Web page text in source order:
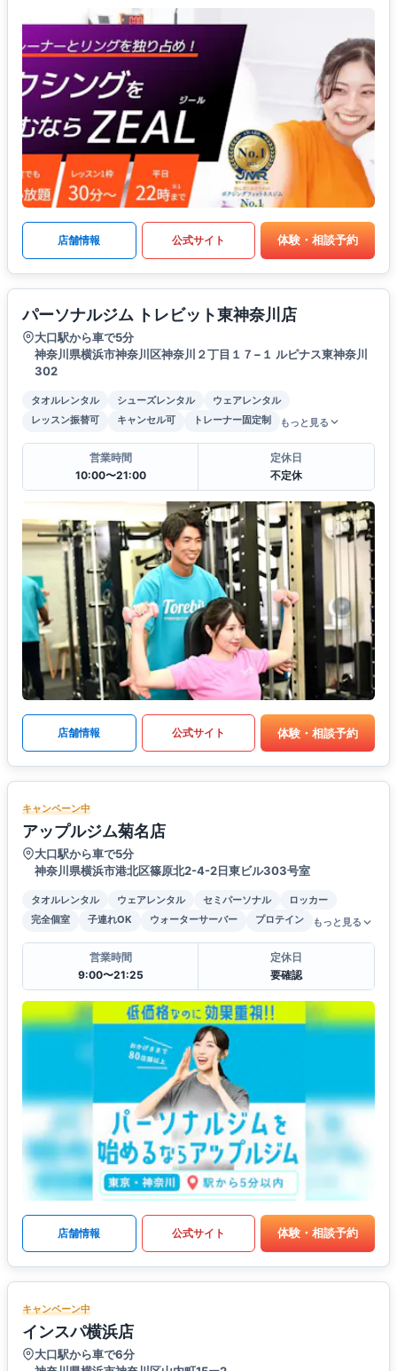
店舗情報 公式サイト 体験・相談予約
パーソナルジム トレビット東神奈川店
大口駅から車で5分
神奈川県横浜市神奈川区神奈川２丁目１７−１ ルピナス東神奈川
302
タオルレンタル シューズレンタル
ウェアレンタル
レッスン振替可
キャンセル可 トレーナー固定制 もっと見る
営業時間
10:00〜21:00
定休日
不定休
店舗情報 公式サイト 体験・相談予約
キャンペーン中
アップルジム菊名店
大口駅から車で5分
神奈川県横浜市港北区篠原北2-4-2日東ビル303号室
タオルレンタル ウェアレンタル セミパーソナル
ロッカー
完全個室
子連れOK ウォーターサーバー プロテイン もっと見る
営業時間
9:00〜21:25
定休日
要確認
店舗情報 公式サイト 体験・相談予約
キャンペーン中
インスパ横浜店
大口駅から車で6分